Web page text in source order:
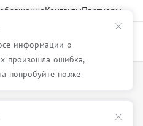
КонтактыПартнеры
Корзина
информации о
произошла ошибка,
попробуйте позже